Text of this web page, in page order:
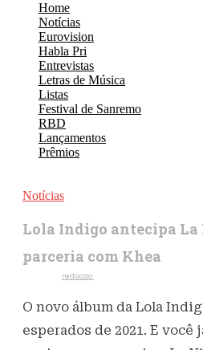
Home
Notícias
Eurovision
Habla Pri
Entrevistas
Letras de Música
Listas
Festival de Sanremo
RBD
Lançamentos
Prêmios
Notícias
Lola Indigo antecipa La
parceria com Khea
redacao
O novo álbum da Lola
esperados de 2021. E você